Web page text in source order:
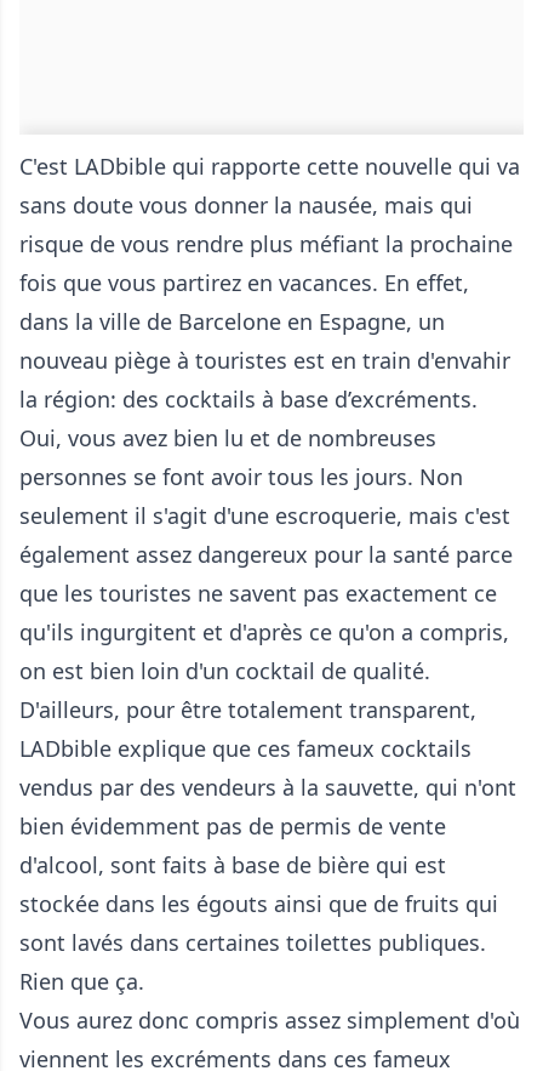
C'est LADbible qui rapporte cette nouvelle qui va
sans doute vous donner la nausée, mais qui
risque de vous rendre plus méfiant la prochaine
fois que vous partirez en vacances. En effet,
dans la ville de Barcelone en Espagne, un
nouveau piège à touristes est en train d'envahir
la région: des cocktails à base d’excréments.
Oui, vous avez bien lu et de nombreuses
personnes se font avoir tous les jours. Non
seulement il s'agit d'une escroquerie, mais c'est
également assez dangereux pour la santé parce
que les touristes ne savent pas exactement ce
qu'ils ingurgitent et d'après ce qu'on a compris,
on est bien loin d'un cocktail de qualité.
D'ailleurs, pour être totalement transparent,
LADbible explique que ces fameux cocktails
vendus par des vendeurs à la sauvette, qui n'ont
bien évidemment pas de permis de vente
d'alcool, sont faits à base de bière qui est
stockée dans les égouts ainsi que de fruits qui
sont lavés dans certaines toilettes publiques.
Rien que ça.
Vous aurez donc compris assez simplement d'où
viennent les excréments dans ces fameux